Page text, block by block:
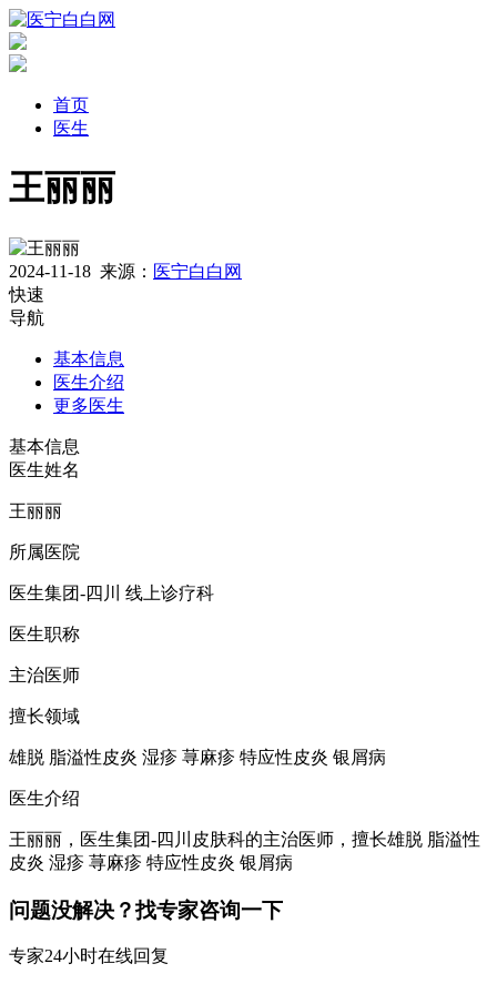
首页
医生
王丽丽
2024-11-18 来源： 医宁白白网
快速
导航
基本信息
医生介绍
更多医生
基本信息
医生姓名
王丽丽
所属医院
医生集团-四川 线上诊疗科
医生职称
主治医师
擅长领域
雄脱 脂溢性皮炎 湿疹 荨麻疹 特应性皮炎 银屑病
医生介绍
王丽丽，医生集团-四川皮肤科的主治医师，擅长雄脱 脂溢性
皮炎 湿疹 荨麻疹 特应性皮炎 银屑病
问题没解决？找专家咨询一下
专家24小时在线回复